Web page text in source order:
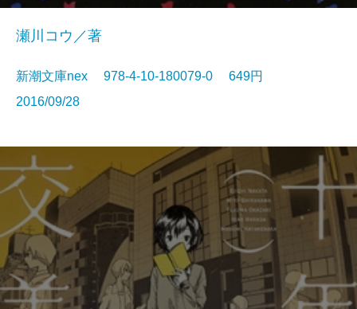
瀬川コウ／著
新潮文庫nex 978-4-10-180079-0 649円
2016/09/28